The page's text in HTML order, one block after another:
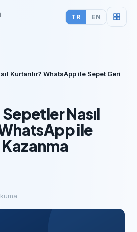
TR EN
Kurtarılır? WhatsApp ile Sepet Geri
Nasıl
ile